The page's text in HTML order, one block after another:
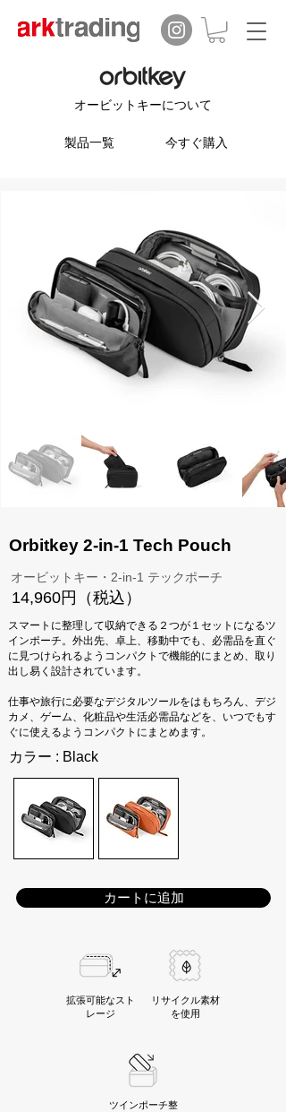
オービットキーについて
製品一覧 今すぐ購入
Orbitkey 2-in-1 Tech Pouch
オービットキー・2-in-1 テックポーチ
14,960円（税込）
スマートに整理して収納できる２つが１セットになるツ
インポーチ。外出先、卓上、移動中でも、必需品を直ぐ
に見つけられるようコンパクトで機能的にまとめ、取り
出し易く設計されています。
仕事や旅行に必要なデジタルツールをはもちろん、デジ
カメ、ゲーム、化粧品や生活必需品などを、いつでもす
ぐに使えるようコンパクトにまとめます。
カラー : Black
カートに追加
拡張可能なスト
レージ
リサイクル素材
を使用
ツインポーチ整